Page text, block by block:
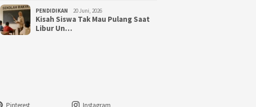
PENDIDIKAN 20 Juni, 2026
Kisah Siswa Tak Mau Pulang Saat
Libur Un…